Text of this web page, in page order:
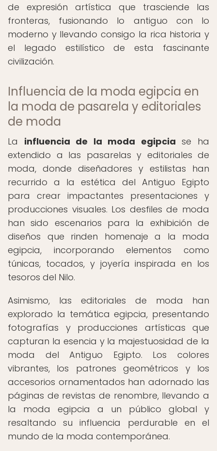
de expresión artística que trasciende las
fronteras, fusionando lo antiguo con lo
moderno y llevando consigo la rica historia y
el legado estilístico de esta fascinante
civilización.
Influencia de la moda egipcia en
la moda de pasarela y editoriales
de moda
La influencia de la moda egipcia se ha
extendido a las pasarelas y editoriales de
moda, donde diseñadores y estilistas han
recurrido a la estética del Antiguo Egipto
para crear impactantes presentaciones y
producciones visuales. Los desfiles de moda
han sido escenarios para la exhibición de
diseños que rinden homenaje a la moda
egipcia, incorporando elementos como
túnicas, tocados, y joyería inspirada en los
tesoros del Nilo.
Asimismo, las editoriales de moda han
explorado la temática egipcia, presentando
fotografías y producciones artísticas que
capturan la esencia y la majestuosidad de la
moda del Antiguo Egipto. Los colores
vibrantes, los patrones geométricos y los
accesorios ornamentados han adornado las
páginas de revistas de renombre, llevando a
la moda egipcia a un público global y
resaltando su influencia perdurable en el
mundo de la moda contemporánea.